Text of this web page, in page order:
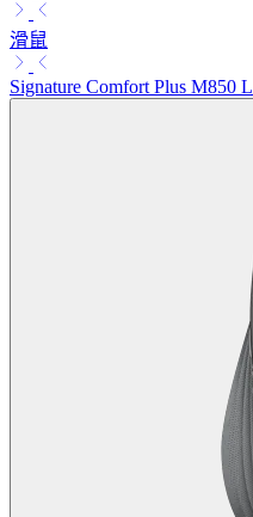
滑鼠
Signature Comfort Plus M850 L